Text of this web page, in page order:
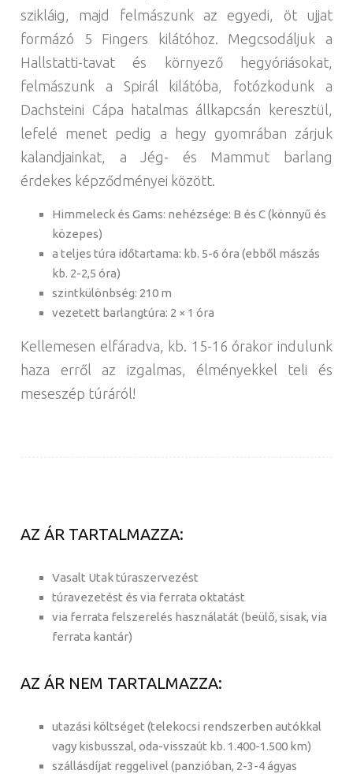
szikláig, majd felmászunk az egyedi, öt ujjat
formázó 5 Fingers kilátóhoz. Megcsodáljuk a
Hallstatti-tavat és környező hegyóriásokat,
felmászunk a Spirál kilátóba, fotózkodunk a
Dachsteini Cápa hatalmas állkapcsán keresztül,
lefelé menet pedig a hegy gyomrában zárjuk
kalandjainkat, a Jég- és Mammut barlang
érdekes képződményei között.
Himmeleck és Gams: nehézsége: B és C (könnyű és
közepes)
a teljes túra időtartama: kb. 5-6 óra (ebből mászás
kb. 2-2,5 óra)
szintkülönbség: 210 m
vezetett barlangtúra: 2 × 1 óra
Kellemesen elfáradva, kb. 15-16 órakor indulunk
haza erről az izgalmas, élményekkel teli és
meseszép túráról!
AZ ÁR TARTALMAZZA:
Vasalt Utak túraszervezést
túravezetést és via ferrata oktatást
via ferrata felszerelés használatát (beülő, sisak, via
ferrata kantár)
AZ ÁR NEM TARTALMAZZA:
utazási költséget (telekocsi rendszerben autókkal
vagy kisbusszal, oda-visszaút kb. 1.400-1.500 km)
szállásdíjat reggelivel (panzióban, 2-3-4 ágyas